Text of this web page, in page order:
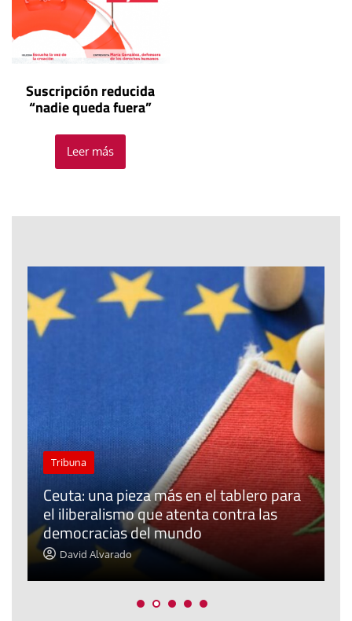
Suscripción reducida
“nadie queda fuera”
Leer más
Tribuna
Ceuta: una pieza más en el tablero para
el iliberalismo que atenta contra las
democracias del mundo
David Alvarado